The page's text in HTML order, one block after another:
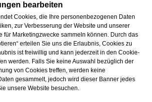
bearbeiten
Cookies, die Ihre personenbezogenen Daten
zur Verbesserung der Website und unserer
für Marketingzwecke sammeln können. Durch das
erteilen Sie uns die Erlaubnis, Cookies zu
ist freiwillig und kann jederzeit in den Cookie-
werden. Falls Sie keine Auswahl bezüglich der
von Cookies treffen, werden keine
gesammelt, jedoch wird dieser Banner jedes
unsere Website besuchen.
Software
Lieferung & Zahlung
DAS HAUPTBÜRO
Ukraine, 58023
Czernowitz, Komunalnykiv-